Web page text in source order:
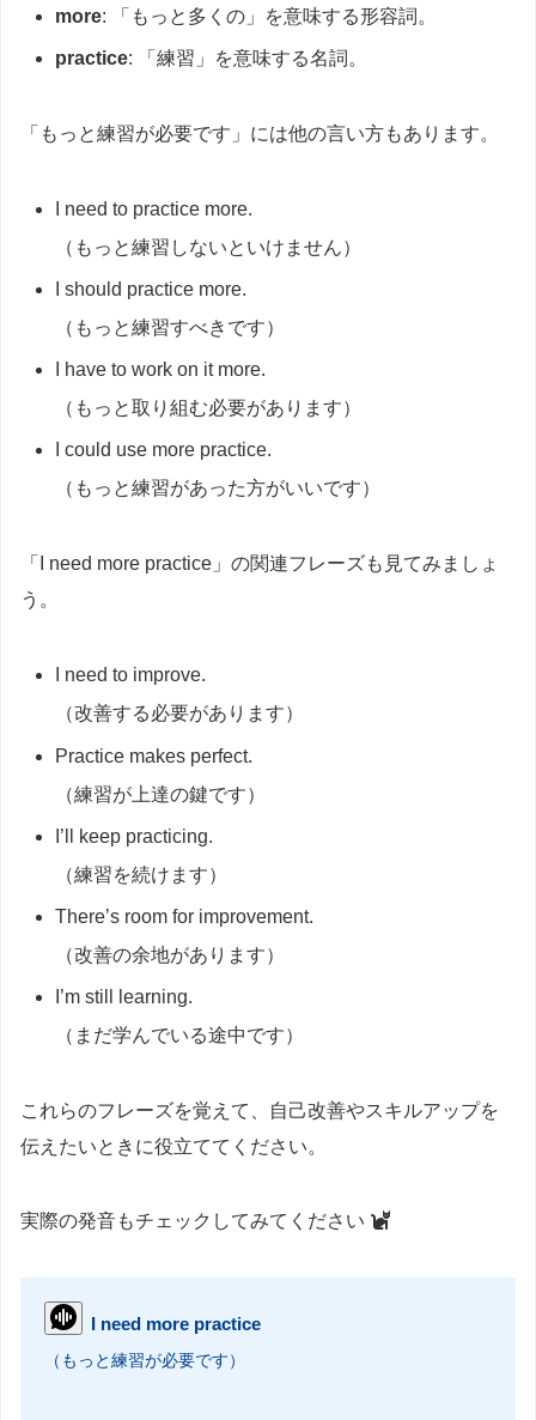
more: 「もっと多くの」を意味する形容詞。
practice: 「練習」を意味する名詞。
「もっと練習が必要です」には他の言い方もあります。
I need to practice more.
（もっと練習しないといけません）
I should practice more.
（もっと練習すべきです）
I have to work on it more.
（もっと取り組む必要があります）
I could use more practice.
（もっと練習があった方がいいです）
「I need more practice」の関連フレーズも見てみましょ
う。
I need to improve.
（改善する必要があります）
Practice makes perfect.
（練習が上達の鍵です）
I’ll keep practicing.
（練習を続けます）
There’s room for improvement.
（改善の余地があります）
I’m still learning.
（まだ学んでいる途中です）
これらのフレーズを覚えて、自己改善やスキルアップを
伝えたいときに役立ててください。
実際の発音もチェックしてみてください
I need more practice
（もっと練習が必要です）